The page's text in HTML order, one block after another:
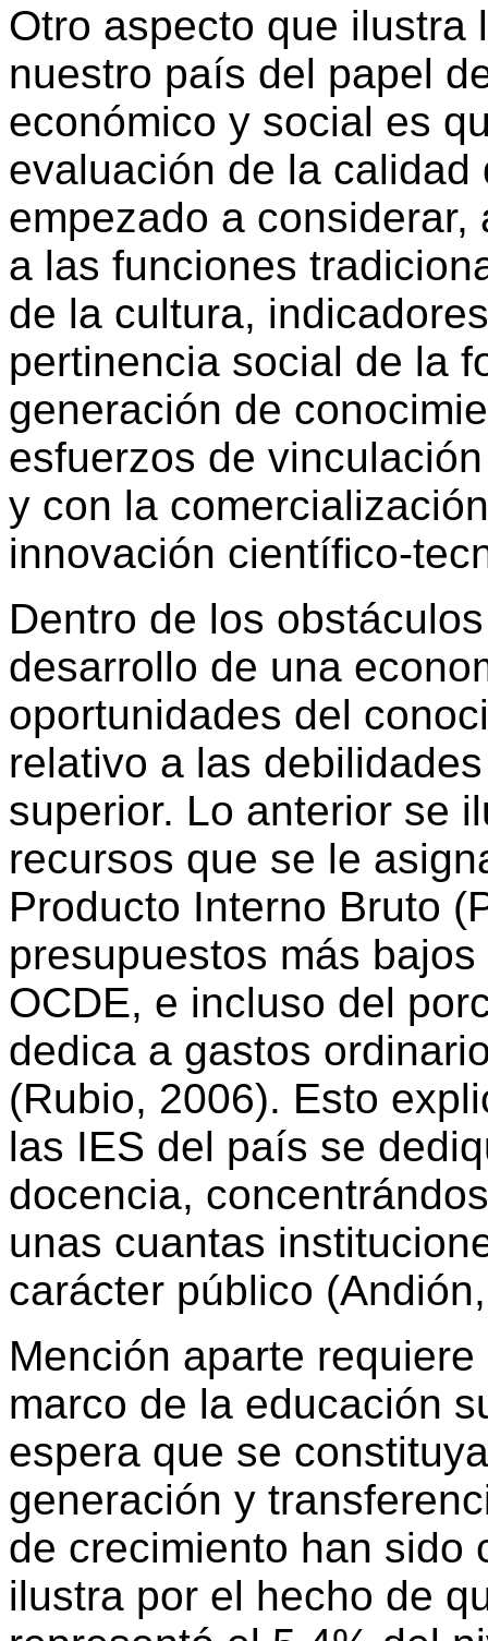
Otro aspecto que ilustra
nuestro país del papel
económico y social es
evaluación de la
empezado a
a las funciones
de la cultura,
pertinencia social de la
generación de
esfuerzos de
y con la
innovación científico-
Dentro de los
desarrollo de una
oportunidades del
relativo a las
superior. Lo anterior se
recursos que se le
Producto Interno Bruto
presupuestos más
OCDE, e incluso del
dedica a gastos
(Rubio, 2006). Esto
las IES del país se
docencia,
unas cuantas
carácter público
Mención aparte
marco de la educación
espera que se
generación y
de crecimiento han sido
ilustra por el hecho de